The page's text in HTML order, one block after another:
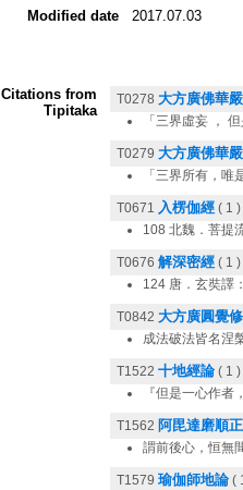
Modified date
2017.07.03
Citations from
Tipitaka
T0278 大方廣佛華
「三界虛妄 ，
T0279 大方廣佛華
「三界所有，唯
T0671 入楞伽經( 1 )
108 北魏．菩提
T0676 解深密經( 1 )
124 唐．玄奘譯
T0842 大方廣圓覺
成法破法皆名涅
T1522 十地經論( 1 )
『但是一心作者
T1562 阿毘達磨順
謂前後心，恒無
T1579 瑜伽師地論(